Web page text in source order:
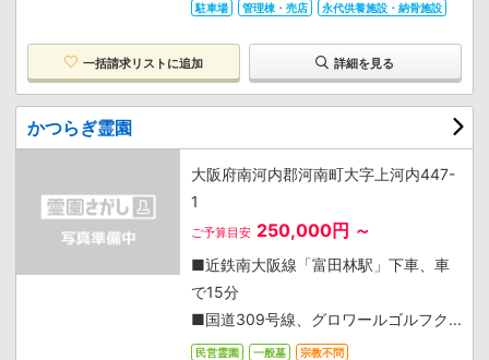
駐車場
管理棟・売店 永代供養施設・納骨施設
一括請求リストに追加 詳細を見る
かつらぎ霊園
大阪府南河内郡河南町大字上河内447-
1
ご予算目安 250,000円 ～
■近鉄南大阪線「富田林駅」下車、車
で15分
■国道309号線、グロワールゴルフク...
民営霊園 一般墓
宗教不問